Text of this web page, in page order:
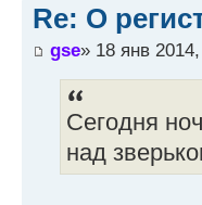
Re: О
gse» 18 янв
Сегодня
над